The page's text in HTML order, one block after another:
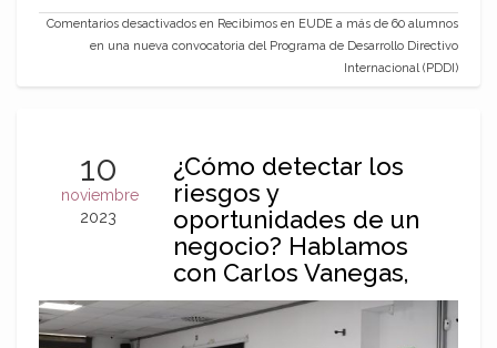
Comentarios desactivados en Recibimos en EUDE a más de 60 alumnos
en una nueva convocatoria del Programa de Desarrollo Directivo
Internacional (PDDI)
10
noviembre
2023
¿Cómo detectar los
riesgos y
oportunidades de un
negocio? Hablamos
con Carlos Vanegas,
experto en alta
gerencia